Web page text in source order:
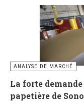
ANALYSE DE MARCHÉ
La forte
papetière de